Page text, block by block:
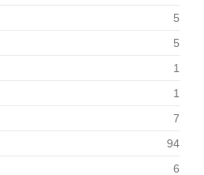
5
5
1
1
7
94
6